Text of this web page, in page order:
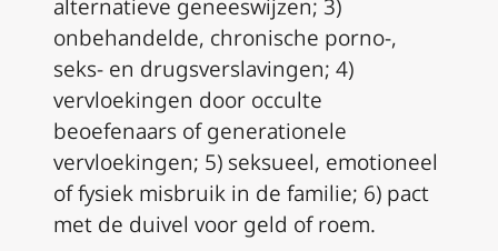
alternatieve geneeswijzen; 3)
onbehandelde, chronische porno-,
seks- en drugsverslavingen; 4)
vervloekingen door occulte
beoefenaars of generationele
vervloekingen; 5) seksueel, emotioneel
of fysiek misbruik in de familie; 6) pact
met de duivel voor geld of roem.